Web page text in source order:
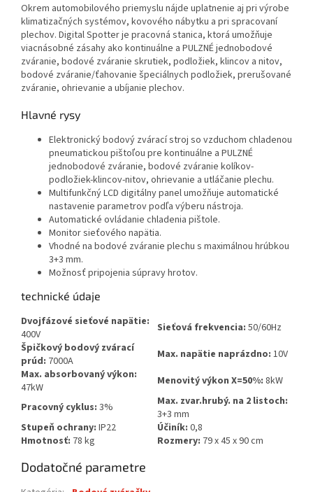
Okrem automobilového priemyslu nájde uplatnenie aj pri výrobe
klimatizačných systémov, kovového nábytku a pri spracovaní
plechov. Digital Spotter je pracovná stanica, ktorá umožňuje
viacnásobné zásahy ako kontinuálne a PULZNÉ jednobodové
zváranie, bodové zváranie skrutiek, podložiek, klincov a nitov,
bodové zváranie/ťahovanie špeciálnych podložiek, prerušované
zváranie, ohrievanie a ubíjanie plechov.
Hlavné rysy
Elektronický bodový zvárací stroj so vzduchom chladenou
pneumatickou pištoľou pre kontinuálne a PULZNÉ
jednobodové zváranie, bodové zváranie kolíkov-
podložiek-klincov-nitov, ohrievanie a utláčanie plechu.
Multifunkčný LCD digitálny panel umožňuje automatické
nastavenie parametrov podľa výberu nástroja.
Automatické ovládanie chladenia pištole.
Monitor sieťového napätia.
Vhodné na bodové zváranie plechu s maximálnou hrúbkou
3+3 mm.
Možnosť pripojenia súpravy hrotov.
technické údaje
Dvojfázové sieťové napätie:
400V
Sieťová frekvencia: 50/60Hz
Špičkový bodový zvárací
prúd: 7000A Max. napätie naprázdno: 10V
Max. absorbovaný výkon:
47kW
Menovitý výkon X=50%: 8kW
Pracovný cyklus: 3%
Max. zvar.hrubý. na 2 listoch:
3+3 mm
Stupeň ochrany: IP22 Účiník: 0,8
Hmotnosť: 78 kg Rozmery: 79 x 45 x 90 cm
Dodatočné parametre